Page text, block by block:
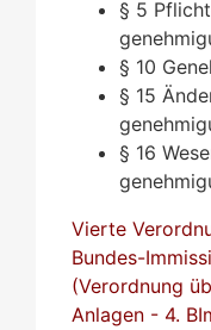
§ 5
§ 10
§ 15
§ 16
Vierte
Bundes-
(Verordnung
Anlagen - 4.